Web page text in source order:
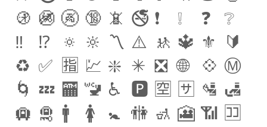
🚯 🚳 🚱 🔞 📵 🚭 ❗️ ❕ ❓
❔
‼
️⁉ ️🔅 🔆 〽️ ⚠️ 🚸 🔱 ⚜️
🔰
♻️ ✅ 🈯️ 💹 ❇️ ✳ ️❎ 🌐 💠 Ⓜ️
🌀 💤 🏧 🚾 ♿️ 🅿️ 🈳 🈂️ 🛂 🛃
🛄 🛅 🚹 🚺 🚼 🚻 🚮 🎦 📶 🈁